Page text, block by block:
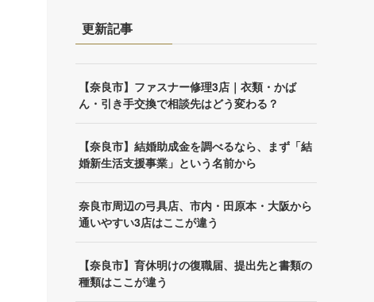
更新記事
【奈良市】ファスナー修理3店｜衣類・かば
ん・引き手交換で相談先はどう変わる？
【奈良市】結婚助成金を調べるなら、まず「結
婚新生活支援事業」という名前から
奈良市周辺の弓具店、市内・田原本・大阪から
通いやすい3店はここが違う
【奈良市】育休明けの復職届、提出先と書類の
種類はここが違う